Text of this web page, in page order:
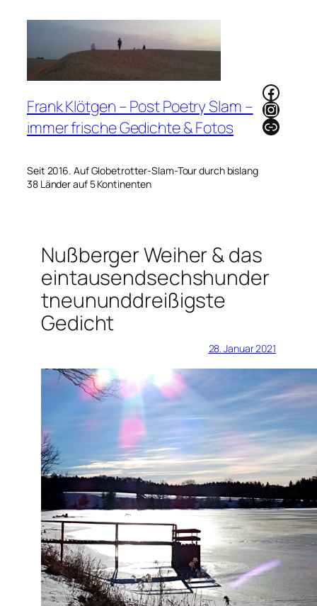
Frank Klötgen – Post Poetry Slam –
immer frische Gedichte & Fotos
Seit 2016. Auf Globetrotter-Slam-Tour durch bislang
38 Länder auf 5 Kontinenten
Link
Nußberger Weiher & das
eintausendsechshunder
tneununddreißigste
Gedicht
28. Januar 2021